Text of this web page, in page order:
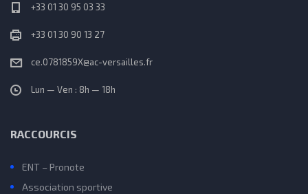
+33 01 30 95 03 33
+33 01 30 90 13 27
ce.0781859X@ac-versailles.fr
Lun — Ven : 8h — 18h
RACCOURCIS
ENT – Pronote
Association sportive